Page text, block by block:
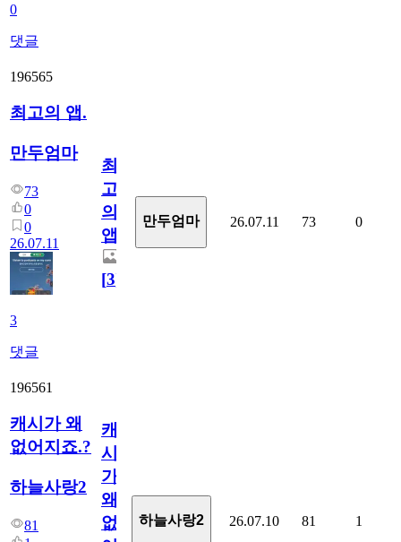
0
댓글
196565
최고의 앱.
만두엄마
73
0
0
26.07.11
3
댓글
최
고
의
앱.
[3]
만두엄마 26.07.11 73 0
196561
캐시가 왜
없어지죠.?
하늘사랑2
81
캐
시
가
왜
없
하늘사랑2 26.07.10 81 1